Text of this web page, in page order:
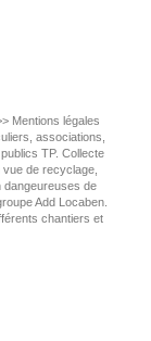
Mentions légales
associations,
TP. Collecte
de recyclage,
dangeureuses de
Add Locaben.
chantiers et